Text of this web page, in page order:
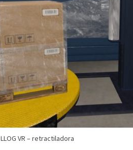
LLOG VR – retractiladora